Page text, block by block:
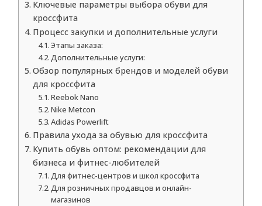
Ключевые параметры выбора обуви для
кроссфита
Процесс закупки и дополнительные услуги
Этапы заказа:
Дополнительные услуги:
Обзор популярных брендов и моделей обуви
для кроссфита
Reebok Nano
Nike Metcon
Adidas Powerlift
Правила ухода за обувью для кроссфита
Купить обувь оптом: рекомендации для
бизнеса и фитнес-любителей
Для фитнес-центров и школ кроссфита
Для розничных продавцов и онлайн-
магазинов